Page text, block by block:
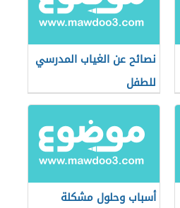
نصائح عن الغياب المدرسي
للطفل
أسباب وحلول مشكلة